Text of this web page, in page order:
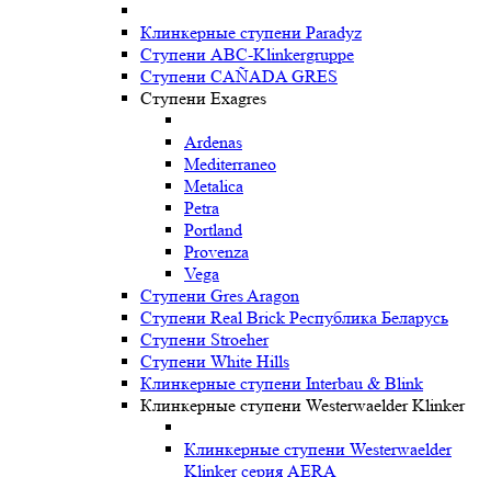
Клинкерные ступени Paradyz
Ступени ABC-Klinkergruppe
Ступени CAÑADA GRES
Ступени Exagres
Ardenas
Mediterraneo
Metalica
Petra
Portland
Provenza
Vega
Ступени Gres Aragon
Ступени Real Brick Республика Беларусь
Ступени Stroeher
Ступени White Hills
Клинкерные ступени Interbau & Blink
Клинкерные ступени Westerwaelder Klinker
Клинкерные ступени Westerwaelder
Klinker серия AERA